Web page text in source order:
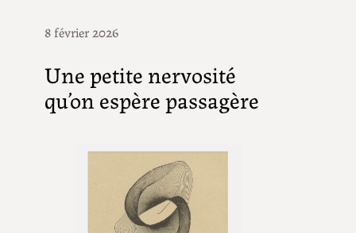
8 février 2026
Une petite nervosité
qu’on espère passagère